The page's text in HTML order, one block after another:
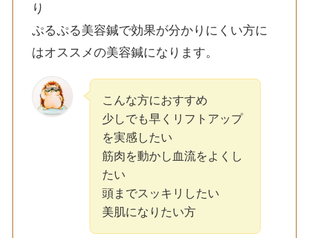
り
ぷるぷる美容鍼で効果が分かりにくい方に
はオススメの美容鍼になります。
こんな方におすすめ
少しでも早くリフトアップ
を実感したい
筋肉を動かし血流をよくし
たい
頭までスッキリしたい
美肌になりたい方